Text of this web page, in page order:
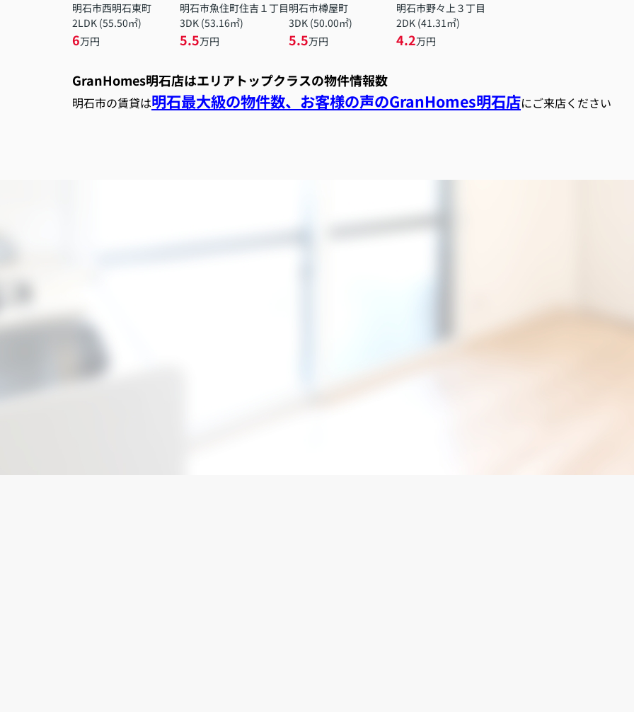
明石市西明石東町
2LDK (55.50㎡)
6万円
明石市魚住町住吉１丁目
3DK (53.16㎡)
5.5万円
明石市樽屋町
3DK (50.00㎡)
5.5万円
明石市野々上３丁目
2DK (41.31㎡)
4.2万円
GranHomes明石店はエリアトップクラスの物件情報数
明石市の賃貸は明石最大級の物件数、お客様の声のGranHomes明石店にご来店ください